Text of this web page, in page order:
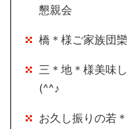
懇親会
橋＊様ご家族団
三＊地＊様美味
(^^♪
お久し振りの若